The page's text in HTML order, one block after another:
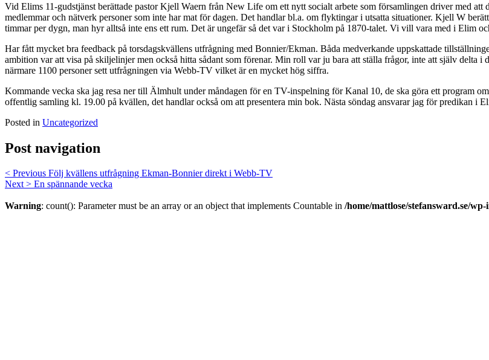
Vid Elims 11-gudstjänst berättade pastor Kjell Waern från New Life om ett nytt socialt arbete som församlingen driver med att
medlemmar och nätverk personer som inte har mat för dagen. Det handlar bl.a. om flyktingar i utsatta situationer. Kjell W
timmar per dygn, man hyr alltså inte ens ett rum. Det är ungefär så det var i Stockholm på 1870-talet. Vi vill vara med i Elim
Har fått mycket bra feedback på torsdagskvällens utfrågning med Bonnier/Ekman. Båda medverkande uppskattade
ambition var att visa på skiljelinjer men också hitta sådant som förenar. Min roll var ju bara att ställa frågor, inte att själv delta i
närmare 1100 personer sett utfrågningen via Webb-TV vilket är en mycket hög siffra.
Kommande vecka ska jag resa ner till Älmhult under måndagen för en TV-inspelning för Kanal 10, de ska göra ett program
offentlig samling kl. 19.00 på kvällen, det handlar också om att presentera min bok. Nästa söndag ansvarar jag för predikan i
Posted in Uncategorized
Post navigation
< Previous Följ kvällens utfrågning Ekman-Bonnier direkt i Webb-TV
Next > En spännande vecka
Warning: count(): Parameter must be an array or an object that implements Countable in /home/mattlose/stefansward.se/